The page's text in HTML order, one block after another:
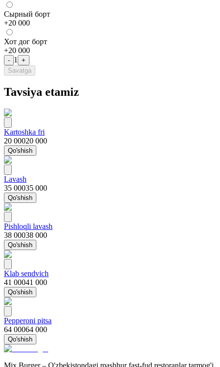
Сырный борт
+20 000
Хот дог борт
+20 000
- 1
+
Savatga
Tavsiya etamiz
Kartoshka fri
20 00020 000
Qo'shish
Lavash
35 00035 000
Qo'shish
Pishloqli lavash
38 00038 000
Qo'shish
Klab sendvich
41 00041 000
Qo'shish
Pepperoni pitsa
64 00064 000
Qo'shish
Mix Burger – O'zbekistondagi mashhur fast-fud restoranlar tarmog'i